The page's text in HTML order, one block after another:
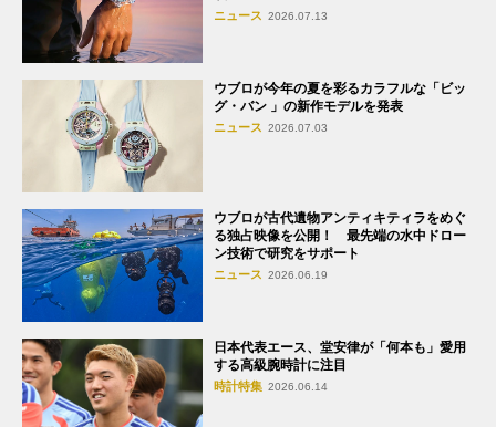
ニュース 2026.07.13
ウブロが今年の夏を彩るカラフルな「ビッ
グ・バン 」の新作モデルを発表
ニュース 2026.07.03
ウブロが古代遺物アンティキティラをめぐ
る独占映像を公開！ 最先端の水中ドロー
ン技術で研究をサポート
ニュース 2026.06.19
日本代表エース、堂安律が「何本も」愛用
する高級腕時計に注目
時計特集 2026.06.14